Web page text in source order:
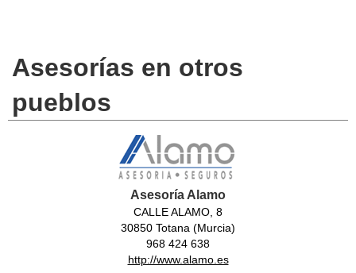
Asesorías en otros
pueblos
Asesoría Alamo
CALLE ALAMO, 8
30850 Totana (Murcia)
968 424 638
http://www.alamo.es